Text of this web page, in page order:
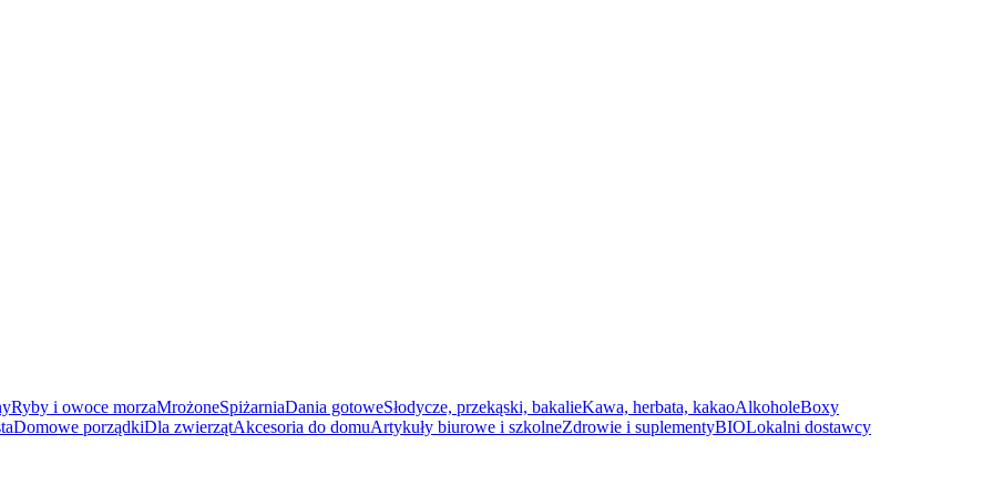
Ryby i owoce morzaMrożoneSpiżarniaDania gotoweSłodycze, przekąski, bakalieKawa, herbata, kakaoAlkoholeBoxy
Domowe porządkiDla zwierzątAkcesoria do domuArtykuły biurowe i szkolneZdrowie i suplementyBIOLokalni dostawcy